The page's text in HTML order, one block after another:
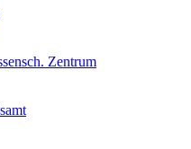
Zentrum